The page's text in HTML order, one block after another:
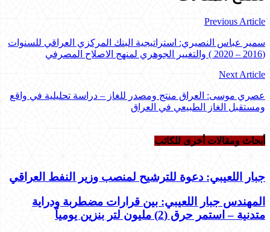
Previous Article
سمير عباس النصيري: استراتيجية البنك المركزي العراقي للسنوات
(2016 – 2020 ) والتغيير الجوهري لمنهج الاصلاح المصرفي
Next Article
عصري موسى: العراق منتج ومصدر للغاز – دراسة تحليلية في واقع
ومستقبل الغاز الطبيعي في العراق
أبحاث ومقالات أخرى للکاتب
جبار اللعيبي: دعوة للترشيح لمنصب وزير النفط العراقي
المهندس جبار اللعيبي: بين قرارات مضطربة ودراية
متدنية – استمر حرق (2) مليون لتر بنزين يومياً